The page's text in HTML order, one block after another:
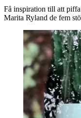
Få inspiration till att
Marita Ryland de fem